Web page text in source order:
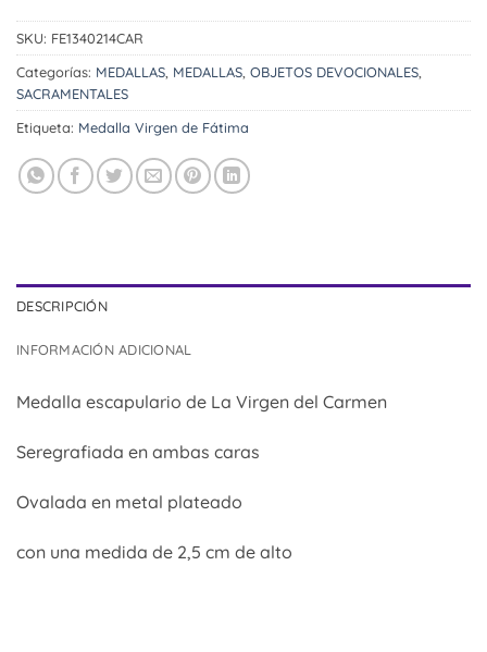
SKU: FE1340214CAR
Categorías: MEDALLAS, MEDALLAS, OBJETOS DEVOCIONALES,
SACRAMENTALES
Etiqueta: Medalla Virgen de Fátima
DESCRIPCIÓN
INFORMACIÓN ADICIONAL
Medalla escapulario de La Virgen del Carmen
Seregrafiada en ambas caras
Ovalada en metal plateado
con una medida de 2,5 cm de alto